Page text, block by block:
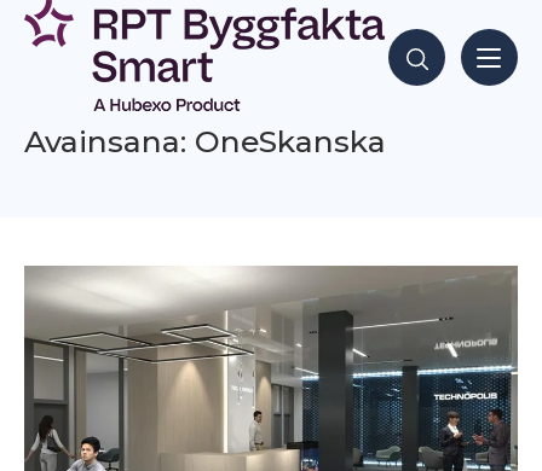
Siirry
sisältöön
Hae sisältöjä
Avainsana: OneSkanska